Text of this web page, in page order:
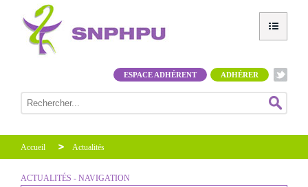
ADHÉRER
ESPACE ADHÉRENT
Accueil Actualités
ACTUALITÉS - NAVIGATION